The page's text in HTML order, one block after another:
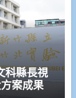
縣長視
案成果